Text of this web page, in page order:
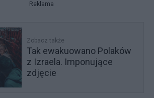
Reklama
Zobacz także
Tak ewakuowano Polaków
z Izraela. Imponujące
zdjęcie